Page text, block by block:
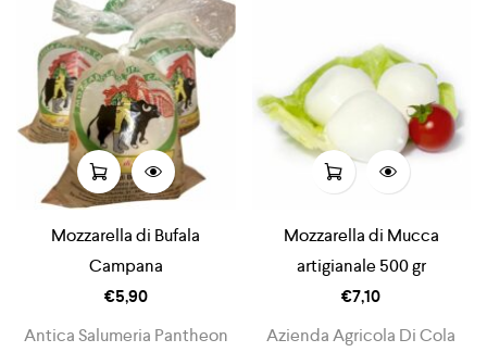
Mozzarella di Bufala
Campana
€5,90
Antica Salumeria Pantheon
Mozzarella di Mucca
artigianale 500 gr
€7,10
Azienda Agricola Di Cola